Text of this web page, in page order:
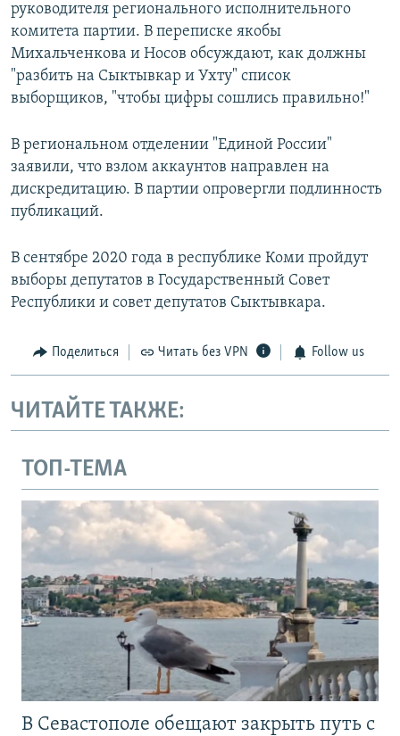
руководителя регионального исполнительного
комитета партии. В переписке якобы
Михальченкова и Носов обсуждают, как должны
"разбить на Сыктывкар и Ухту" список
выборщиков, "чтобы цифры сошлись правильно!"
В региональном отделении "Единой России"
заявили, что взлом аккаунтов направлен на
дискредитацию​. В партии опровергли подлинность
публикаций.
В сентябре 2020 года в республике Коми пройдут
выборы депутатов в Государственный Совет
Республики и совет депутатов Сыктывкара.
Поделиться Читать без VPN Follow us
ЧИТАЙТЕ ТАКЖЕ:
ТОП-ТЕМА
В Севастополе обещают закрыть путь с